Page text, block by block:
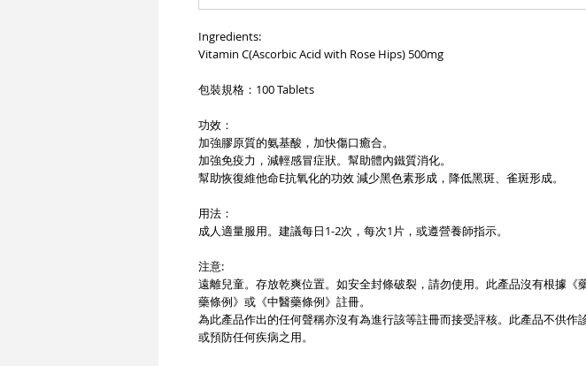
Ingredients:
Vitamin C(Ascorbic Acid with Rose Hips) 500mg
包裝規格：100 Tablets
功效：
加強膠原質的氨基酸，加快傷口癒合。
加強免疫力，減輕感冒症狀。幫助體內鐵質消化。
幫助恢復維他命E抗氧化的功效 減少黑色素形成，降低黑斑、雀斑形成。
用法：
成人適量服用。建議每日1-2次，每次1片，或遵營養師指示。
注意:
遠離兒童。存放乾爽位置。如安全封條破裂，請勿使用。此產品沒有根據《
藥條例》或《中醫藥條例》註冊。
為此產品作出的任何聲稱亦沒有為進行該等註冊而接受評核。此產品不供作
或預防任何疾病之用。